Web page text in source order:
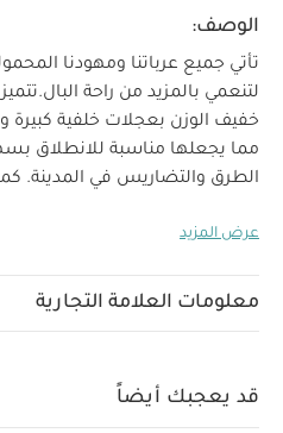
الوصف:
تأتي جميع عرباتنا ومهودنا
لتنعمي بالمزيد من راحة البال.
خفيف الوزن بعجلات خلفية كبيرة
مما يجعلها مناسبة للانطلاق
الطرق والتضاريس في المدينة.
لمظهر أنيق وخصائص عالية
الولادة وحتى يصل طفلك إلى وزن 22 كغم.
خفيف الوزن بإمكانية الطي بيد
عرض المزيد
معلومات العلامة التجارية
قد يعجبك أيضاً